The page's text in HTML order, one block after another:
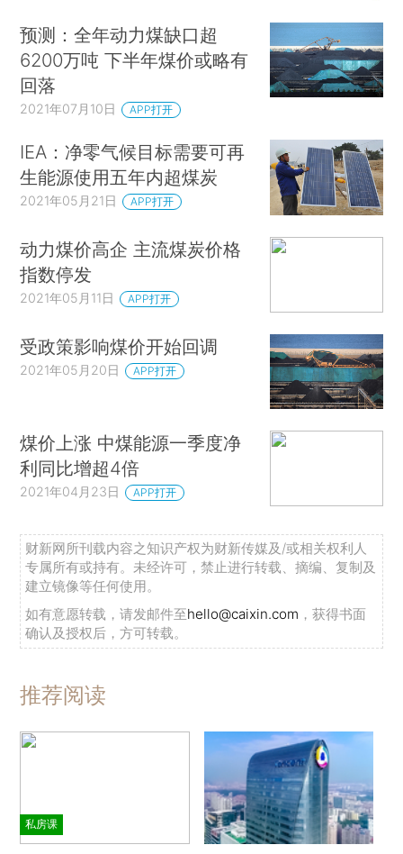
预测：全年动力煤缺口超
6200万吨 下半年煤价或略有
回落
2021年07月10日 APP打开
IEA：净零气候目标需要可再
生能源使用五年内超煤炭
2021年05月21日 APP打开
动力煤价高企 主流煤炭价格
指数停发
2021年05月11日 APP打开
受政策影响煤价开始回调
2021年05月20日 APP打开
煤价上涨 中煤能源一季度净
利同比增超4倍
2021年04月23日 APP打开
财新网所刊载内容之知识产权为财新传媒及/或相关权利人
专属所有或持有。未经许可，禁止进行转载、摘编、复制及
建立镜像等任何使用。
如有意愿转载，请发邮件至hello@caixin.com ，获得书面
确认及授权后，方可转载。
推荐阅读
私房课